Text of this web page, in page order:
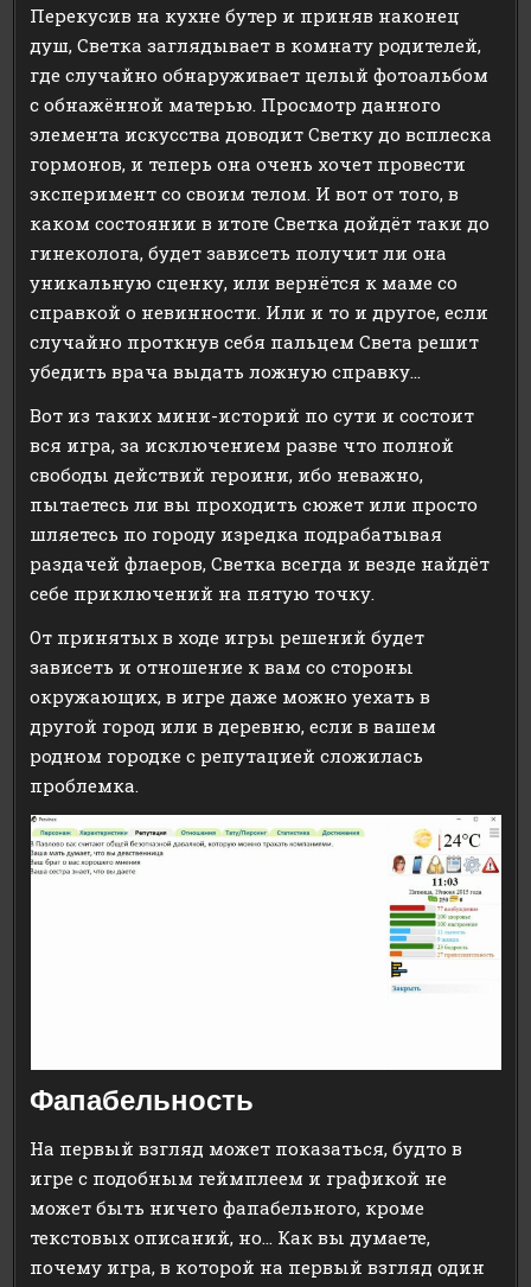
Перекусив на кухне бутер и приняв наконец
душ, Светка заглядывает в комнату родителей,
где случайно обнаруживает целый фотоальбом
с обнажённой матерью. Просмотр данного
элемента искусства доводит Светку до всплеска
гормонов, и теперь она очень хочет провести
эксперимент со своим телом. И вот от того, в
каком состоянии в итоге Светка дойдёт таки до
гинеколога, будет зависеть получит ли она
уникальную сценку, или вернётся к маме со
справкой о невинности. Или и то и другое, если
случайно проткнув себя пальцем Света решит
убедить врача выдать ложную справку…
Вот из таких мини-историй по сути и состоит
вся игра, за исключением разве что полной
свободы действий героини, ибо неважно,
пытаетесь ли вы проходить сюжет или просто
шляетесь по городу изредка подрабатывая
раздачей флаеров, Светка всегда и везде найдёт
себе приключений на пятую точку.
От принятых в ходе игры решений будет
зависеть и отношение к вам со стороны
окружающих, в игре даже можно уехать в
другой город или в деревню, если в вашем
родном городке с репутацией сложилась
проблемка.
Фапабельность
На первый взгляд может показаться, будто в
игре с подобным геймплеем и графикой не
может быть ничего фапабельного, кроме
текстовых описаний, но… Как вы думаете,
почему игра, в которой на первый взгляд один